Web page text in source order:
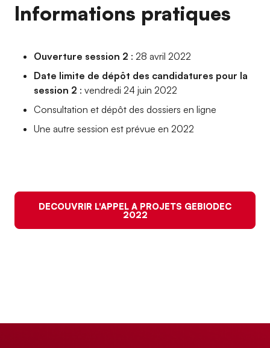
Informations pratiques
Ouverture session 2 : 28 avril 2022
Date limite de dépôt des candidatures pour la
session 2 : vendredi 24 juin 2022
Consultation et dépôt des dossiers en ligne
Une autre session est prévue en 2022
DECOUVRIR L'APPEL A PROJETS GEBIODEC
2022